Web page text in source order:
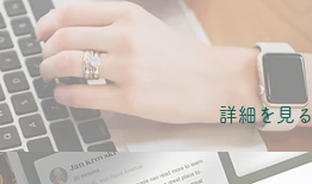
詳細を見る